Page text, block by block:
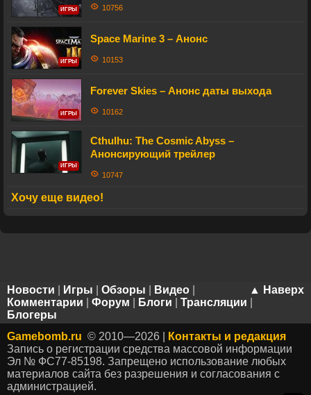
ИГРЫ 10756
ИГРЫ
Space Marine 3 – Анонс
10153
ИГРЫ
Forever Skies – Анонс даты выхода
10162
ИГРЫ
Cthulhu: The Cosmic Abyss –
Анонсирующий трейлер
10747
Хочу еще видео!
▲ Наверх
Новости Игры Обзоры Видео
Комментарии
Форум Блоги Трансляции
Блогеры
Gamebomb.ru © 2010—2026 |
Контакты и редакция
Запись о регистрации средства массовой информации
Эл № ФС77-85198. Запрещено использование любых
материалов сайта без разрешения и согласования с
администрацией.